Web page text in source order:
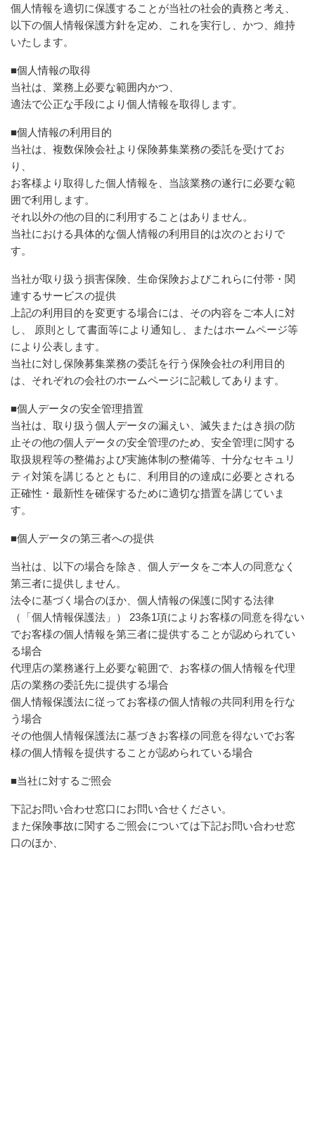
個人情報を適切に保護することが当社の社会的責務と考え、
以下の個人情報保護方針を定め、これを実行し、かつ、維持
いたします。
■個人情報の取得
当社は、業務上必要な範囲内かつ、
適法で公正な手段により個人情報を取得します。
■個人情報の利用目的
当社は、複数保険会社より保険募集業務の委託を受けてお
り、
お客様より取得した個人情報を、当該業務の遂行に必要な範
囲で利用します。
それ以外の他の目的に利用することはありません。
当社における具体的な個人情報の利用目的は次のとおりで
す。
当社が取り扱う損害保険、生命保険およびこれらに付帯・関
連するサービスの提供
上記の利用目的を変更する場合には、その内容をご本人に対
し、 原則として書面等により通知し、またはホームページ等
により公表します。
当社に対し保険募集業務の委託を行う保険会社の利用目的
は、それぞれの会社のホームページに記載してあります。
■個人データの安全管理措置
当社は、取り扱う個人データの漏えい、滅失またはき損の防
止その他の個人データの安全管理のため、安全管理に関する
取扱規程等の整備および実施体制の整備等、十分なセキュリ
ティ対策を講じるとともに、利用目的の達成に必要とされる
正確性・最新性を確保するために適切な措置を講じていま
す。
■個人データの第三者への提供
当社は、以下の場合を除き、個人データをご本人の同意なく
第三者に提供しません。
法令に基づく場合のほか、個人情報の保護に関する法律
（「個人情報保護法」） 23条1項によりお客様の同意を得ない
でお客様の個人情報を第三者に提供することが認められてい
る場合
代理店の業務遂行上必要な範囲で、お客様の個人情報を代理
店の業務の委託先に提供する場合
個人情報保護法に従ってお客様の個人情報の共同利用を行な
う場合
その他個人情報保護法に基づきお客様の同意を得ないでお客
様の個人情報を提供することが認められている場合
■当社に対するご照会
下記お問い合わせ窓口にお問い合せください。
また保険事故に関するご照会については下記お問い合わせ窓
口のほか、